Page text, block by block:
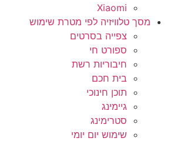
Xiaomi
מסך טלוויזיה לפי מטרת שימוש
צפייה בסרטים
ספורט חי
חיבוריות רשת
בית חכם
תוכן חינוכי
גיימינג
סטרימינג
שימוש יום יומי